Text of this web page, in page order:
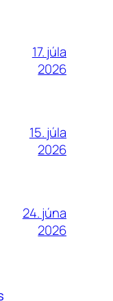
17. júla
2026
15. júla
2026
24. júna
2026